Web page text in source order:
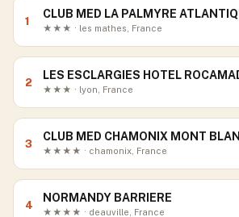
1
CLUB MED LA PALMYRE
★★★ · les mathes, France
2
LES ESCLARGIES HOTEL
★★★ · lyon, France
3
CLUB MED CHAMONIX MONT
★★★★ · chamonix, France
4
NORMANDY BARRIERE
★★★★ · deauville, France